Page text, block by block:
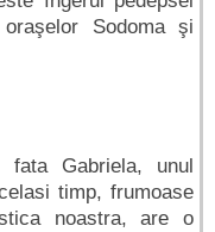
Sodoma şi
Gabriela, unul
timp, frumoase
noastra, are o